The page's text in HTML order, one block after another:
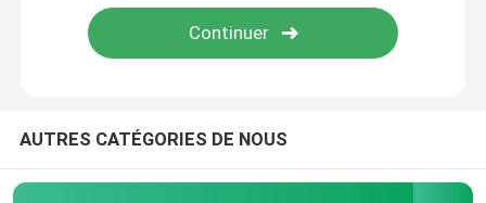
marbre en bois de veine
Pierre de quartz artificiel
AUTRES CATÉGORIES DE NOUS